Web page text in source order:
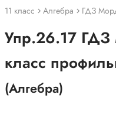
11 класс Алгебра ГДЗ
Упр.26.17 ГДЗ
класс
(Алгебра)